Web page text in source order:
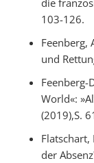
die
103-126.
Feenberg,
und
Feenberg-
World«:
(2019),S.
der